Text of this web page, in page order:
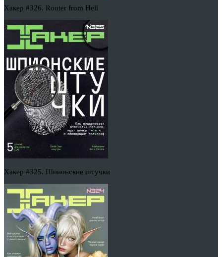
Хакер #326. Router from Hell
Хакер #325. Шпионские штучки